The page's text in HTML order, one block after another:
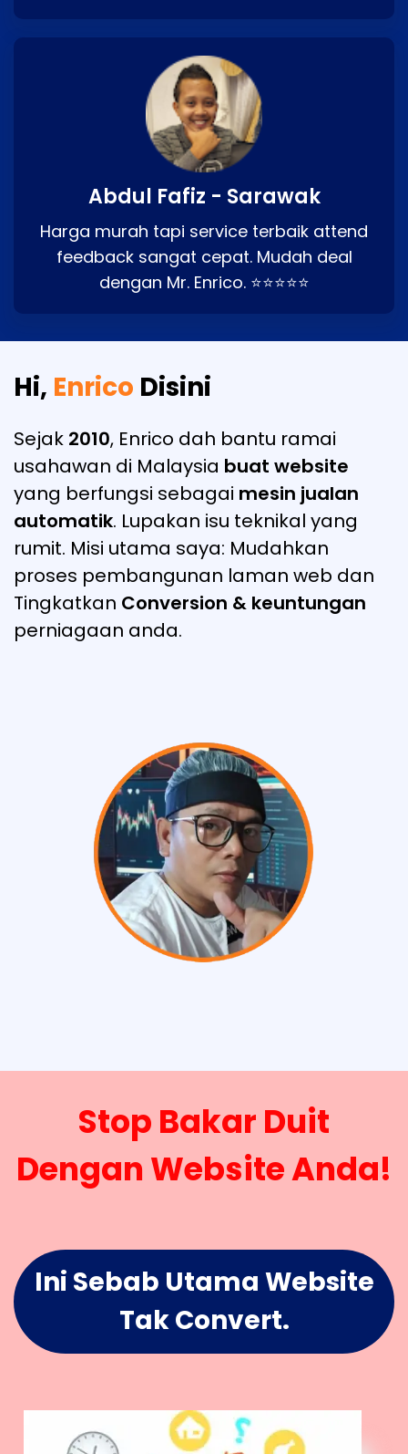
Abdul Fafiz - Sarawak
Harga murah tapi service terbaik attend
feedback sangat cepat. Mudah deal
dengan Mr. Enrico. ⭐⭐⭐⭐⭐
Hi, Enrico Disini
Sejak 2010, Enrico dah bantu ramai
usahawan di Malaysia buat website
yang berfungsi sebagai mesin jualan
automatik. Lupakan isu teknikal yang
rumit. Misi utama saya: Mudahkan
proses pembangunan laman web dan
Tingkatkan Conversion & keuntungan
perniagaan anda.
Stop Bakar Duit
Dengan Website Anda!
Ini Sebab Utama Website
Tak Convert.